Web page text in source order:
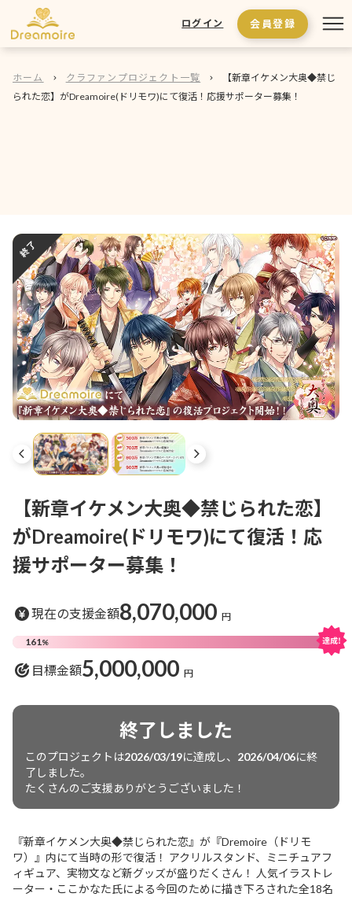
ログイン 会員登録
ホーム クラファンプロジェクト一覧
【新章イケメン大奥◆禁じ
られた恋】がDreamoire(ドリモワ)にて復活！応援サポーター募集！
【新章イケメン大奥◆禁じられた恋】
がDreamoire(ドリモワ)にて復活！応
援サポーター募集！
現在の支援金額8,070,000 円
161%
目標金額5,000,000 円
終了しました
このプロジェクトは2026/03/19に達成し、 2026/04/06に終
了しました。
たくさんのご支援ありがとうございました！
『新章イケメン大奥◆禁じられた恋』が『Dremoire（ドリモ
ワ）』内にて当時の形で復活！ アクリルスタンド、ミニチュアフ
ィギュア、実物文など新グッズが盛りだくさん！ 人気イラストレ
ーター・ここかなた氏による今回のために描き下ろされた全18名